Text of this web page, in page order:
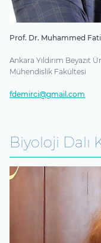
Prof. Dr. Muhammed
Ankara Yıldırım Beyazıt
Mühendislik Fakültesi
fdemirci@gmail.com
Biyoloji Dalı